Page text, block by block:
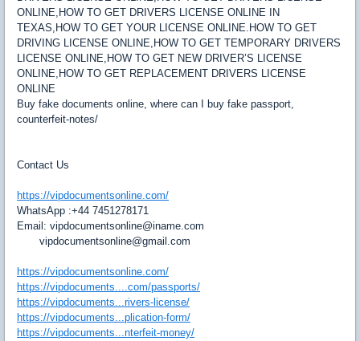
ONLINE,HOW TO GET DRIVERS LICENSE ONLINE IN
TEXAS,HOW TO GET YOUR LICENSE ONLINE.HOW TO GET
DRIVING LICENSE ONLINE,HOW TO GET TEMPORARY DRIVERS
LICENSE ONLINE,HOW TO GET NEW DRIVER’S LICENSE
ONLINE,HOW TO GET REPLACEMENT DRIVERS LICENSE
ONLINE
Buy fake documents online, where can I buy fake passport,
counterfeit-notes/
Contact Us
https://vipdocumentsonline.com/
WhatsApp :+44 7451278171
Email: vipdocumentsonline@iname.com
vipdocumentsonline@gmail.com
https://vipdocumentsonline.com/
https://vipdocuments....com/passports/
https://vipdocuments...rivers-license/
https://vipdocuments...plication-form/
https://vipdocuments...nterfeit-money/